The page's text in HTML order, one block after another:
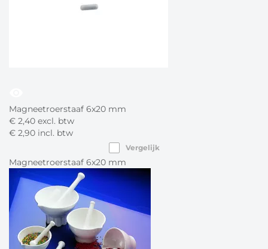
Magneetroerstaaf 6x20 mm
€ 2,40 excl. btw
€ 2,90 incl. btw
Vergelijk
Magneetroerstaaf 6x20 mm